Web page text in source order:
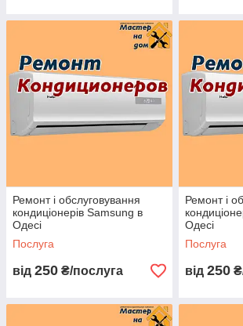
кондиціонера і визначає точну причину
чого, клієнту буде озвучена вартість
погодженням рішення про ремонт,
роботи. Всі поломки ремонтуються на місці.
майстер ремонтує кондиціонер при
Наша команда фахівців виконає
кондиціонерів в Одесі за
Ремонт і обслуговування
кондиціонерів Samsung в
Одесі
Послуга
від 250 ₴/послуга
Ремонт і
Одесі
Послуга
від 250